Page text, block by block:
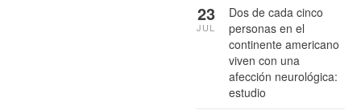
Dos de cada cinco
personas en el
continente americano
viven con una
afección neurológica:
estudio
23
JUL